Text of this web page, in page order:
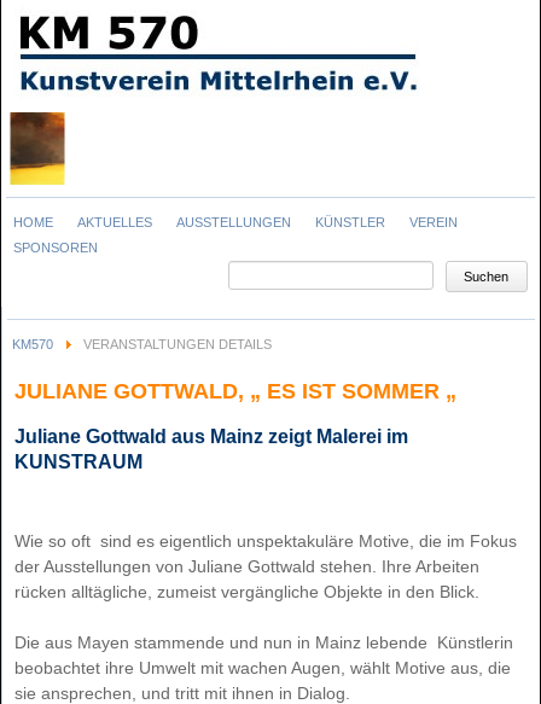
Navigation
überspringen
HOME AKTUELLES AUSSTELLUNGEN KÜNSTLER
VEREIN
SPONSOREN
Suchen
KM570 VERANSTALTUNGEN DETAILS
JULIANE GOTTWALD, „ ES IST SOMMER „
Juliane Gottwald aus Mainz zeigt Malerei im
KUNSTRAUM
Wie so oft sind es eigentlich unspektakuläre Motive, die im Fokus
der Ausstellungen von Juliane Gottwald stehen. Ihre Arbeiten
rücken alltägliche, zumeist vergängliche Objekte in den Blick.
Die aus Mayen stammende und nun in Mainz lebende Künstlerin
beobachtet ihre Umwelt mit wachen Augen, wählt Motive aus, die
sie ansprechen, und tritt mit ihnen in Dialog.